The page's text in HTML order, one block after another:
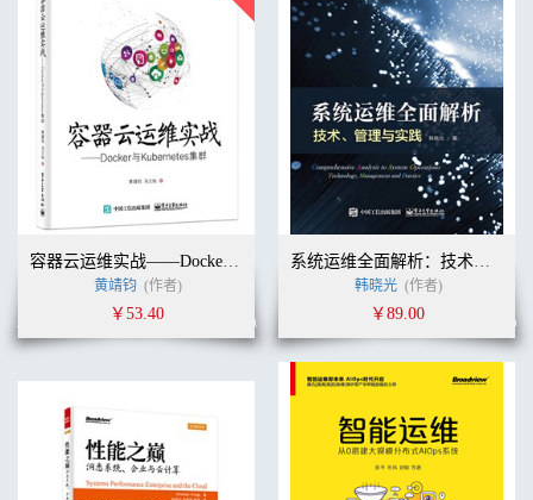
容器云运维实战——Docker与Kubernetes集群
黄靖钧 (作者)
￥53.40
系统运维全面解析：技术、管理与实践
韩晓光 (作者)
￥89.00